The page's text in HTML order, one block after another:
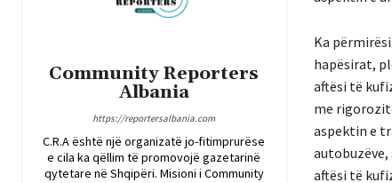
Community Reporters
Albania
https://reportersalbania.com
C.R.A është një organizatë jo-fitimprurëse
e cila ka qëllim të promovojë gazetarinë
qytetare në Shqipëri. Misioni i Community
Ka
hapësirat,
aftësi të
me
aspektin e
aftësi të